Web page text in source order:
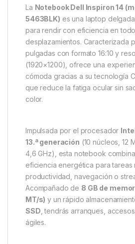
La Notebook Dell Inspiron 14
5463BLK) es una laptop
para rendir con eficiencia en
desplazamientos. Caracterizada
pulgadas con formato 16:10 y
(1920×1200), ofrece una
cómoda gracias a su tecnología
que reduce la fatiga ocular sin
color.
Impulsada por el procesador
13.ª generación (10 núcleos, 12
4,6 GHz), esta notebook
eficiencia energética para tareas
productividad, navegación o
Acompañado de 8 GB de
MT/s) y un rápido
SSD , tendrás arranques,
ágiles.